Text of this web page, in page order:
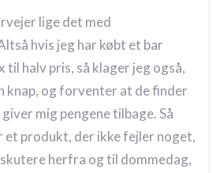
lige det med
hvis jeg har købt et bar
til halv pris, så klager jeg også,
knap, og forventer at de finder
mig pengene tilbage. Så
et produkt, der ikke fejler noget,
herfra og til dommedag,
tilpasset
tilpasse indhold
tilpasset indhold